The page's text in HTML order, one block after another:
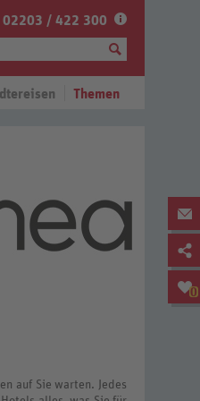
02203 / 422 300
Themen
0
auf Sie warten. Jedes